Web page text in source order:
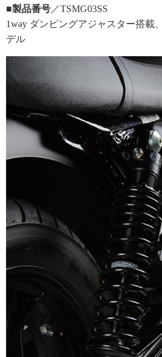
■製品番号／TSMG03SS
1way ダンピングアジャスター搭載
デル